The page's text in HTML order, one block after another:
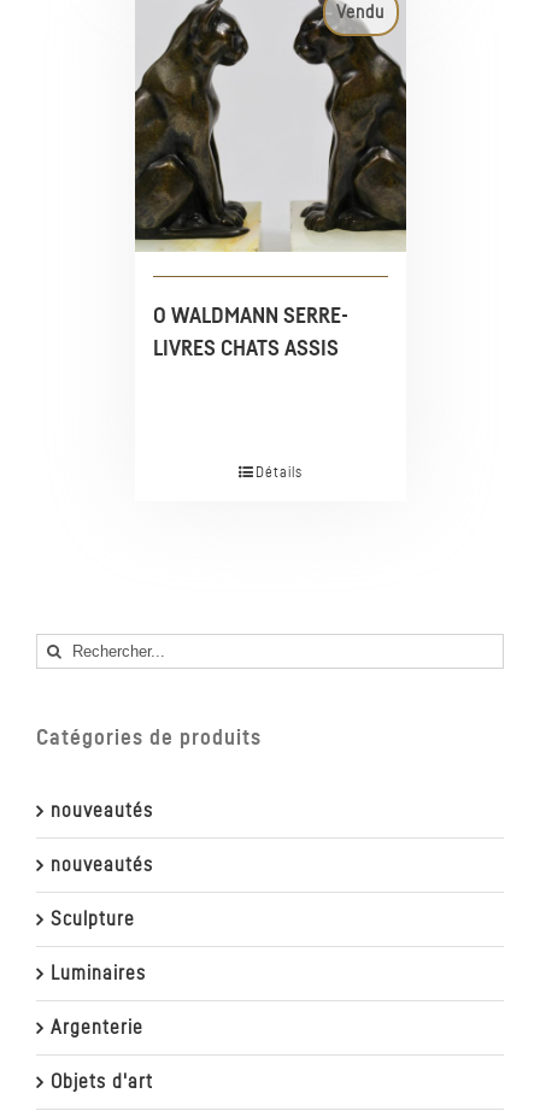
Vendu
O WALDMANN SERRE-
LIVRES CHATS ASSIS
Détails
Rechercher
Catégories de produits
nouveautés
nouveautés
Sculpture
Luminaires
Argenterie
Objets d'art